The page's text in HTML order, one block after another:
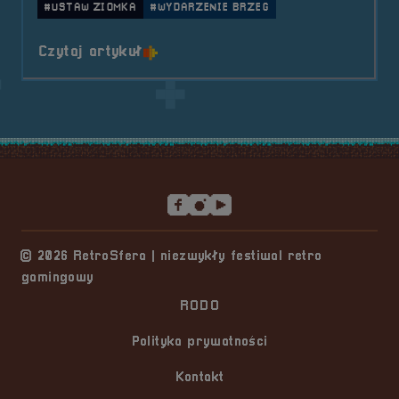
#USTAW ZIOMKA
#WYDARZENIE BRZEG
Czytaj artykuło tytule VI Oficjalny Turniej
© 2026 RetroSfera | niezwykły festiwal retro
gamingowy
RODO
Polityka prywatności
Kontakt